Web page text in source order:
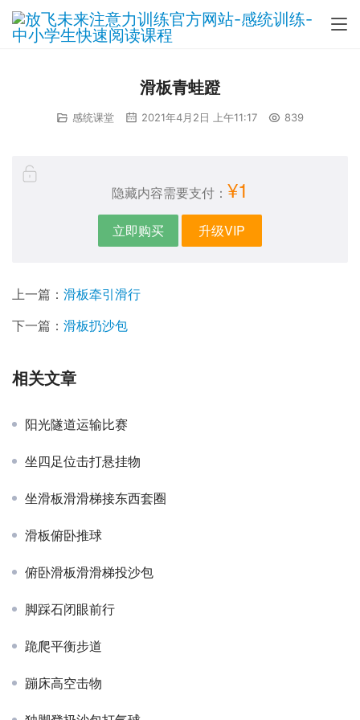
滑板青蛙蹬
感统课堂 2021年4月2日 上午11:17 839
隐藏内容需要支付： ¥1
立即购买 升级VIP
上一篇： 滑板牵引滑行
下一篇： 滑板扔沙包
相关文章
阳光隧道运输比赛
坐四足位击打悬挂物
坐滑板滑滑梯接东西套圈
滑板俯卧推球
俯卧滑板滑滑梯投沙包
脚踩石闭眼前行
跪爬平衡步道
蹦床高空击物